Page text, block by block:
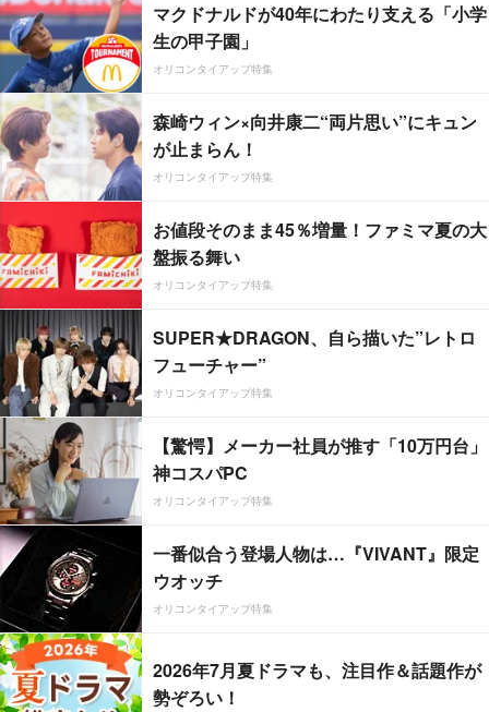
マクドナルドが40年にわたり支える「小学
生の甲子園」
オリコンタイアップ特集
森崎ウィン×向井康二“両片思い”にキュン
が止まらん！
オリコンタイアップ特集
お値段そのまま45％増量！ファミマ夏の大
盤振る舞い
オリコンタイアップ特集
SUPER★DRAGON、自ら描いた”レトロ
フューチャー”
オリコンタイアップ特集
【驚愕】メーカー社員が推す「10万円台」
神コスパPC
オリコンタイアップ特集
一番似合う登場人物は…『VIVANT』限定
ウオッチ
オリコンタイアップ特集
2026年7月夏ドラマも、注目作＆話題作が
勢ぞろい！